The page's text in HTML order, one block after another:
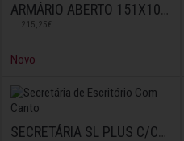
ARMÁRIO ABERTO 151X100X42
215,25€
Novo
SECRETÁRIA SL PLUS C/CANTO